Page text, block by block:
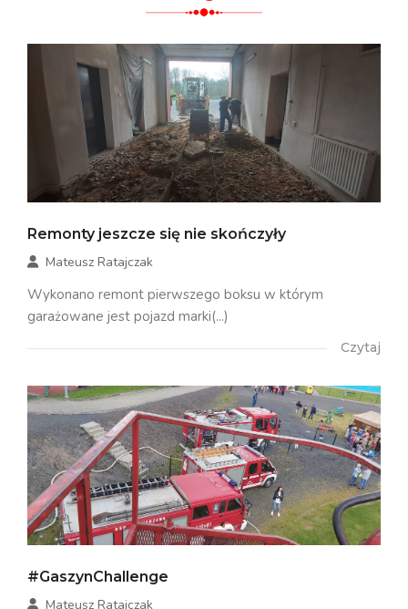
Remonty jeszcze się nie skończyły
Mateusz Ratajczak
Wykonano remont pierwszego boksu w którym
garażowane jest pojazd marki(...)
Czytaj
#GaszynChallenge
Mateusz Ratajczak